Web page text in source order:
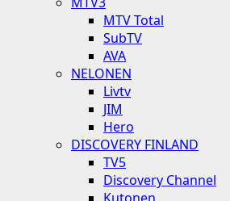
MTV Total
SubTV
AVA
NELONEN
Livtv
JIM
Hero
DISCOVERY FINLAND
TV5
Discovery Channel